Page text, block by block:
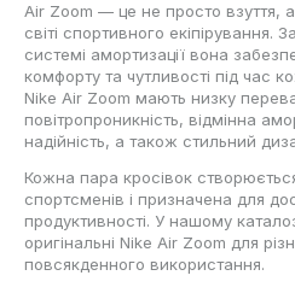
Air Zoom — це не просто взуття,
світі спортивного екіпірування.
системі амортизації вона
комфорту та чутливості під час
Nike Air Zoom мають низку
повітропроникність, відмінна
надійність, а також стильний
Кожна пара кросівок
спортсменів і призначена для
продуктивності. У нашому
оригінальні Nike Air Zoom для
повсякденного використання.